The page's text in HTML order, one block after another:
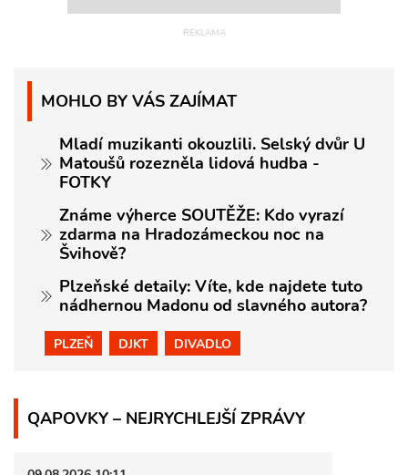
MOHLO BY VÁS ZAJÍMAT
Mladí muzikanti okouzlili. Selský dvůr U
Matoušů rozezněla lidová hudba -
FOTKY
Známe výherce SOUTĚŽE: Kdo vyrazí
zdarma na Hradozámeckou noc na
Švihově?
Plzeňské detaily: Víte, kde najdete tuto
nádhernou Madonu od slavného autora?
PLZEŇ DJKT DIVADLO
QAPOVKY – NEJRYCHLEJŠÍ ZPRÁVY